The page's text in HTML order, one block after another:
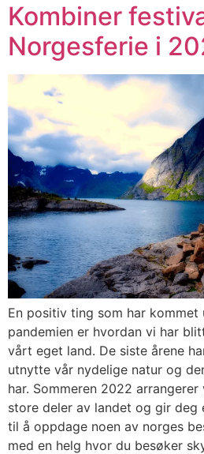
Kombiner
Norgesferie i
En positiv ting som har kommet
pandemien er hvordan vi har
vårt eget land. De siste årene
utnytte vår nydelige natur og
har. Sommeren 2022
store deler av landet og gir deg
til å oppdage noen av norges
med en helg hvor du besøker